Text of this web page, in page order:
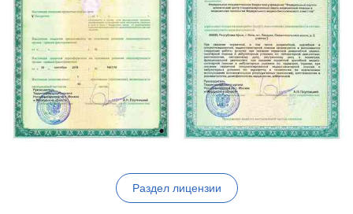
Раздел лицензии